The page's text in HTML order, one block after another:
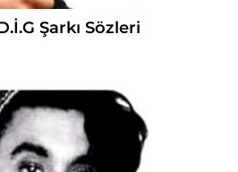
Şarkı Sözleri